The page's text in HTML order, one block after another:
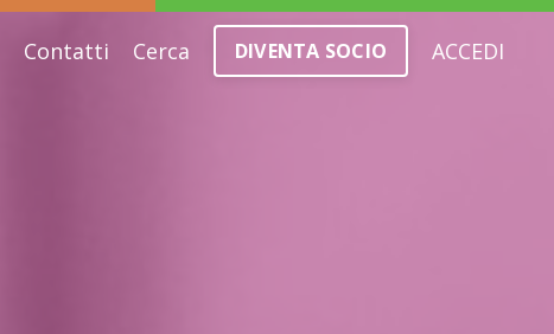
Contatti Cerca DIVENTA SOCIO ACCEDI